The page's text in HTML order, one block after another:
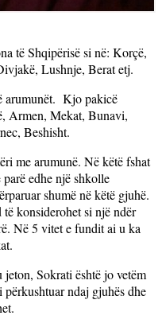
të Shqipërisë si në: Korçë,
Lushnje, Berat etj.
arumunët. Kjo pakicë
Armen, Mekat, Bunavi,
Beshisht.
me arumunë. Në këtë fshat
edhe një shkolle
shumë në këtë gjuhë.
konsiderohet si një ndër
Në 5 vitet e fundit ai u ka
Sokrati është jo vetëm
përkushtuar ndaj gjuhës dhe